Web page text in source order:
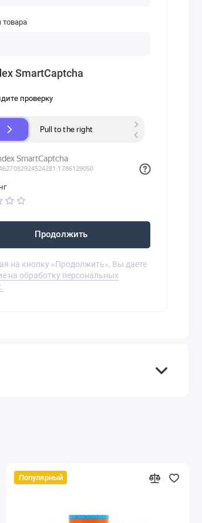
SmartCaptcha
проверку
Продолжить
на кнопку «Продолжить», Вы даете
на обработку персональных
Популярный